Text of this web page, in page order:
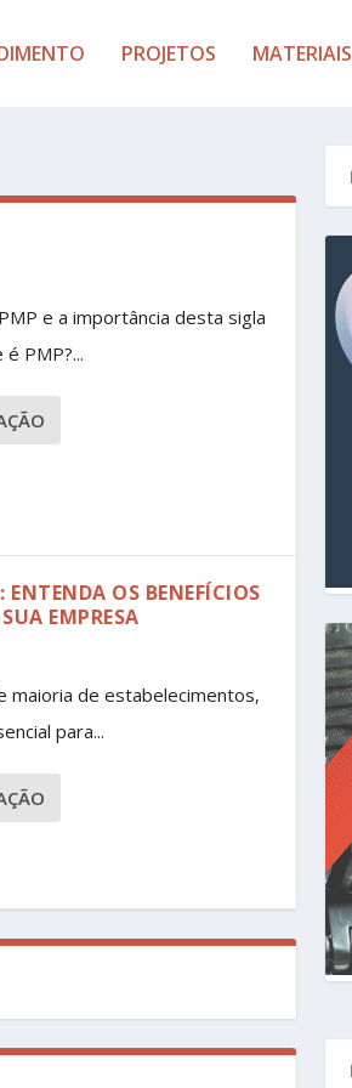
PROJETOS MATERIAIS
e a importância desta sigla
PMP?...
ENTENDA OS BENEFÍCIOS
EMPRESA
maioria de estabelecimentos,
para...